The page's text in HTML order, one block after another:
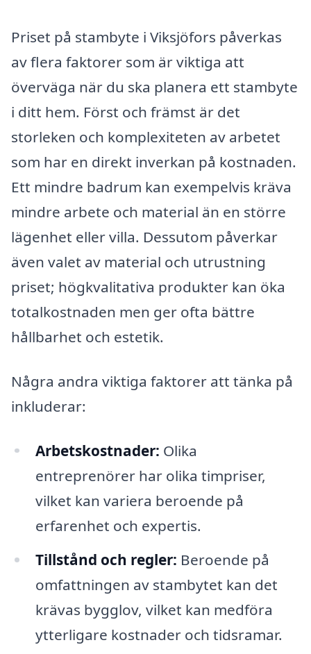
Priset på stambyte i Viksjöfors påverkas
av flera faktorer som är viktiga att
överväga när du ska planera ett stambyte
i ditt hem. Först och främst är det
storleken och komplexiteten av arbetet
som har en direkt inverkan på kostnaden.
Ett mindre badrum kan exempelvis kräva
mindre arbete och material än en större
lägenhet eller villa. Dessutom påverkar
även valet av material och utrustning
priset; högkvalitativa produkter kan öka
totalkostnaden men ger ofta bättre
hållbarhet och estetik.
Några andra viktiga faktorer att tänka på
inkluderar:
Arbetskostnader: Olika
entreprenörer har olika timpriser,
vilket kan variera beroende på
erfarenhet och expertis.
Tillstånd och regler: Beroende på
omfattningen av stambytet kan det
krävas bygglov, vilket kan medföra
ytterligare kostnader och tidsramar.